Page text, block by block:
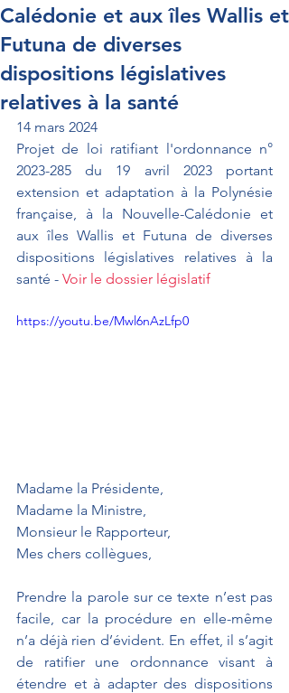
Calédonie et aux îles Wallis et
Futuna de diverses
dispositions législatives
relatives à la santé
14 mars 2024
Projet de loi ratifiant l'ordonnance n°
2023-285 du 19 avril 2023 portant
extension et adaptation à la Polynésie
française, à la Nouvelle-Calédonie et
aux îles Wallis et Futuna de diverses
dispositions législatives relatives à la
santé - Voir le dossier législatif
https://youtu.be/Mwl6nAzLfp0
Madame la Présidente,
Madame la Ministre,
Monsieur le Rapporteur,
Mes chers collègues,
Prendre la parole sur ce texte n’est pas
facile, car la procédure en elle-même
n’a déjà rien d’évident. En effet, il s’agit
de ratifier une ordonnance visant à
étendre et à adapter des dispositions